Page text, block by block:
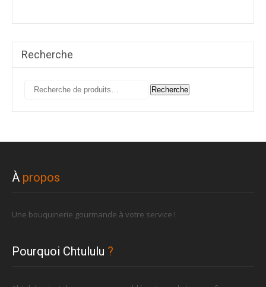
Recherche
Recherche
Recherche
À propos
Une bouquinerie gourmande à votre service !
Pourquoi Chtululu ?